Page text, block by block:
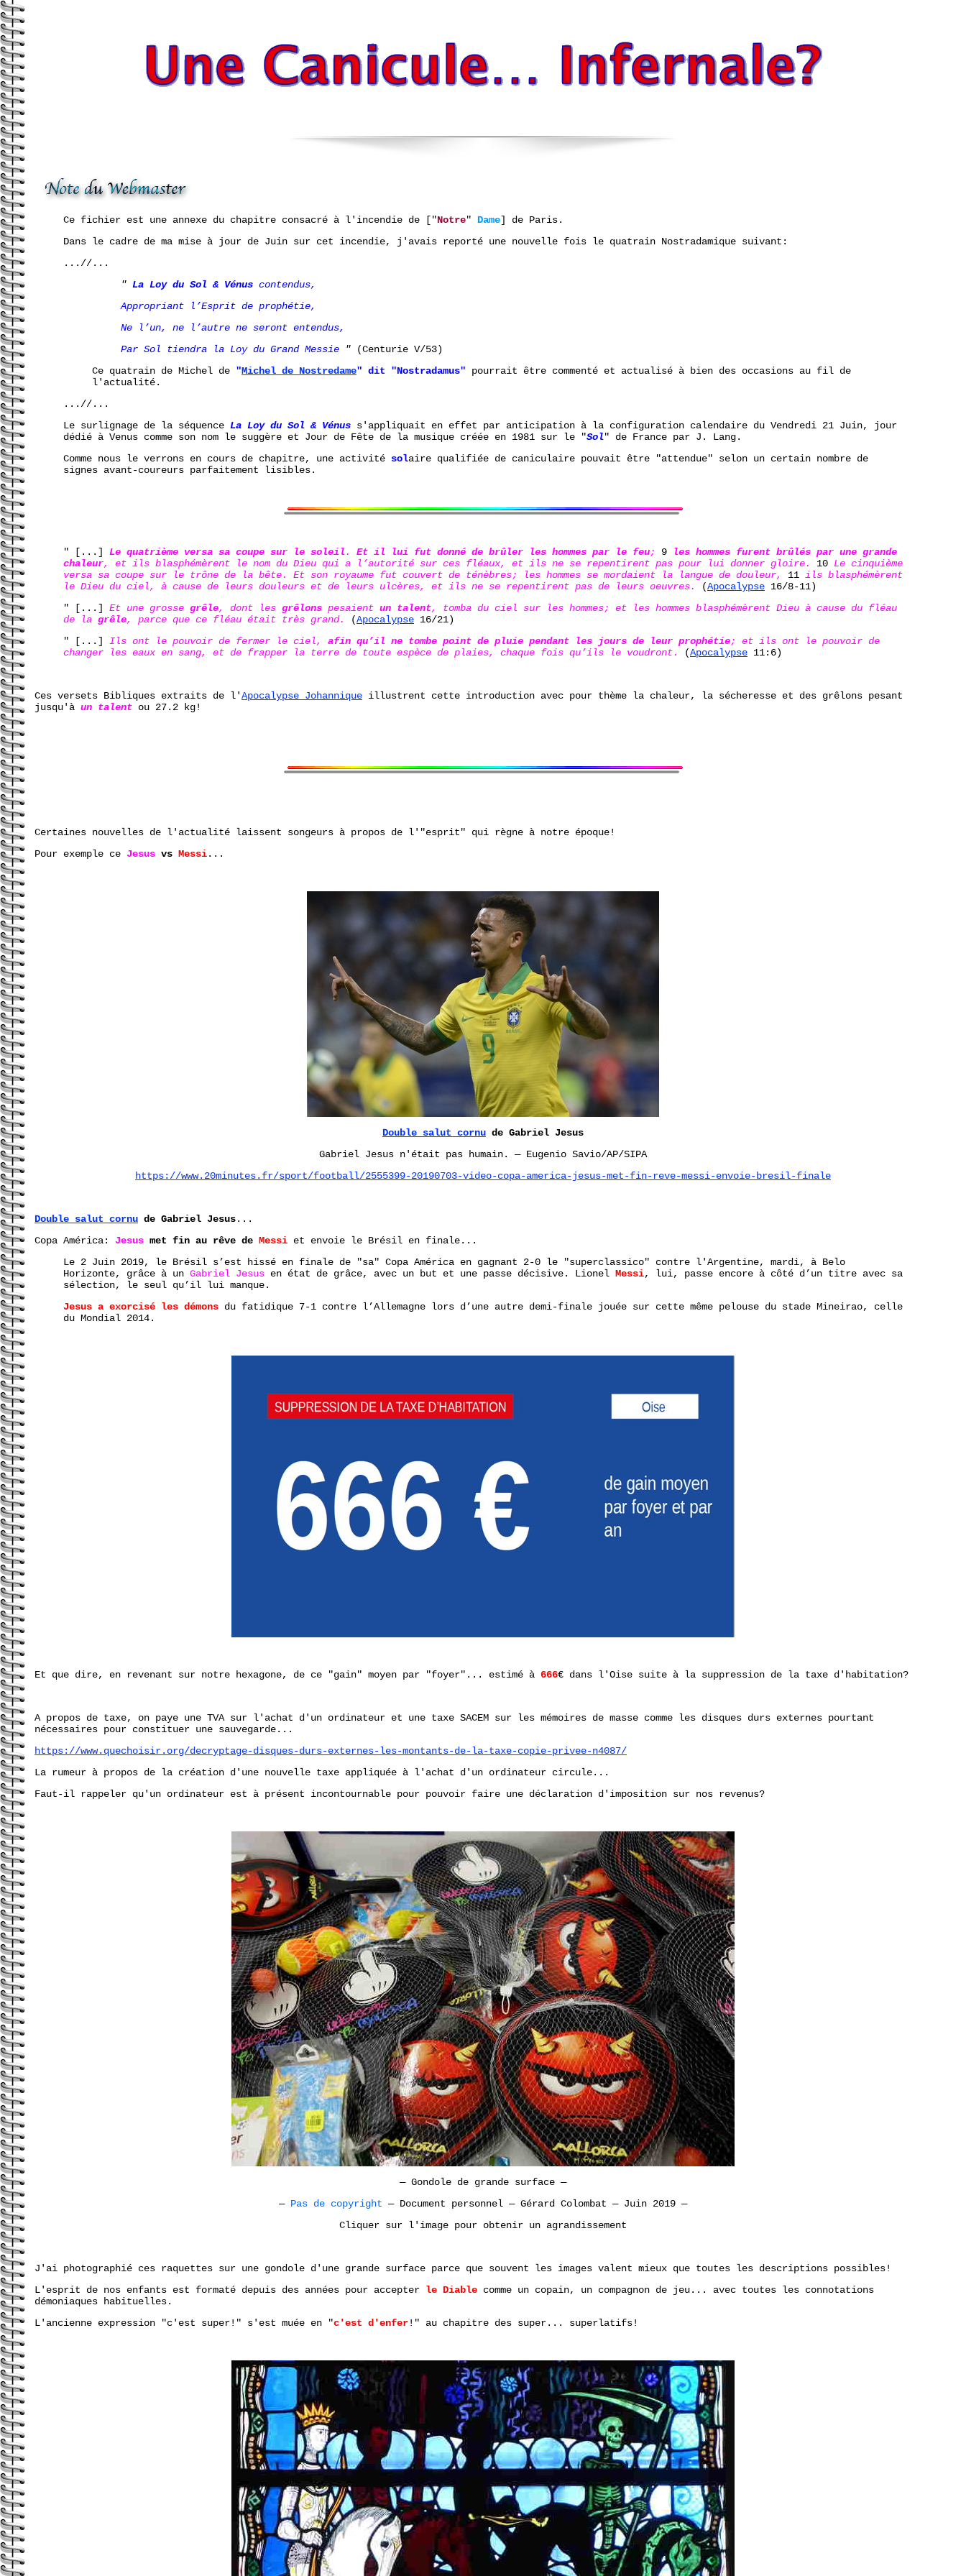
Ce fichier est une annexe du chapitre consacré à l'incendie de ["Notre" Dame]
de Paris.
Dans le cadre de ma mise à jour de Juin sur cet incendie, j'avais reporté une nouvelle fois le quatrain Nostradamique suivant:
...//...
" La Loy du Sol & Vénus contendus,
Appropriant l’Esprit de prophétie,
Ne l’un, ne l’autre ne seront entendus,
Par Sol tiendra la Loy du Grand Messie
"
(Centurie V/53)
Ce quatrain de Michel de "Michel de Nostredame" dit "Nostradamus" pourrait être commenté et actualisé à bien des occasions au fil de
l'actualité.
...//...
Le surlignage de la séquence La Loy du Sol & Vénus s'appliquait en effet par anticipation à la configuration calendaire du Vendredi 21 Juin, jour
dédié à Venus comme son nom le suggère et Jour de Fête de la musique créée en 1981 sur le "Sol" de France par J. Lang.
Comme nous le verrons en cours de chapitre, une activité solaire qualifiée de caniculaire pouvait être "attendue" selon un certain nombre de
signes avant-coureurs parfaitement lisibles.
" [...] Le quatrième versa sa coupe sur le soleil. Et il lui fut donné de brûler les hommes par le feu; 9
les hommes furent brûlés par une grande
chaleur, et ils blasphémèrent le nom du Dieu qui a l’autorité sur ces fléaux, et ils ne se repentirent pas pour lui donner gloire. 10 Le cinquième
versa sa coupe sur le trône de la bête. Et son royaume fut couvert de ténèbres; les hommes se mordaient la langue de douleur, 11 ils blasphémèrent
le Dieu du ciel, à cause de leurs douleurs et de leurs ulcères, et ils ne se repentirent pas de leurs oeuvres.
(Apocalypse 16/8-11)
" [...] Et une grosse grêle, dont les grêlons pesaient un talent, tomba du ciel sur les hommes; et les hommes blasphémèrent Dieu à cause du fléau
de la grêle, parce que ce fléau était très grand. (Apocalypse 16/21)
" [...] Ils ont le pouvoir de fermer le ciel, afin qu’il ne tombe point de pluie pendant les jours de leur prophétie; et ils ont le pouvoir de
changer les eaux en sang, et de frapper la terre de toute espèce de plaies, chaque fois qu’ils le voudront.
(Apocalypse 11:6)
Ces versets Bibliques extraits de l'Apocalypse Johannique illustrent cette introduction avec pour thème la chaleur, la sécheresse et des grêlons pesant
jusqu'à un talent ou 27.2 kg!
Certaines nouvelles de l'actualité laissent songeurs à propos de l'"esprit" qui règne à notre époque!
Pour exemple ce Jesus vs Messi...
Double salut cornu de Gabriel Jesus
Gabriel Jesus n'était pas humain. — Eugenio Savio/AP/SIPA
https://www.20minutes.fr/sport/football/2555399-20190703-video-copa-america-jesus-met-fin-reve-messi-envoie-bresil-finale
Double salut cornu de Gabriel Jesus...
Copa América: Jesus met fin au rêve de Messi et envoie le Brésil en finale...
Le 2 Juin 2019, le Brésil s’est hissé en finale de "sa" Copa América en gagnant 2-0 le "superclassico" contre l'Argentine, mardi, à Belo
Horizonte, grâce à un Gabriel Jesus en état de grâce, avec un but et une passe décisive. Lionel Messi, lui, passe encore à côté d’un titre avec sa
sélection, le seul qu’il lui manque.
Jesus a exorcisé les démons du fatidique 7-1 contre l’Allemagne lors d’une autre demi-finale jouée sur cette même pelouse du stade Mineirao, celle
du Mondial 2014.
Et que dire, en revenant sur notre hexagone, de ce "gain" moyen par "foyer"... estimé à 666€ dans l'Oise suite à la suppression de la taxe d'habitation?
A propos de taxe, on paye une TVA sur l'achat d'un ordinateur et une taxe SACEM sur les mémoires de masse comme les disques durs externes pourtant
nécessaires pour constituer une sauvegarde...
https://www.quechoisir.org/decryptage-disques-durs-externes-les-montants-de-la-taxe-copie-privee-n4087/
La rumeur à propos de la création d'une nouvelle taxe appliquée à l'achat d'un ordinateur circule...
Faut-il rappeler qu'un ordinateur est à présent incontournable pour pouvoir faire une déclaration d'imposition sur nos revenus?
—Gondole de grande surface —
— Pas de copyright —Document personnel —Gérard Colombat —Juin 2019 —
Cliquer sur l'image pour obtenir un agrandissement
J'ai photographié ces raquettes sur une gondole d'une grande surface parce que souvent les images valent mieux que toutes les descriptions possibles!
L'esprit de nos enfants est formaté depuis des années pour accepter le Diable comme un copain, un compagnon de jeu... avec toutes les connotations
démoniaques habituelles.
L'ancienne expression "c'est super!" s'est muée en "c'est d'enfer!" au chapitre des super... superlatifs!